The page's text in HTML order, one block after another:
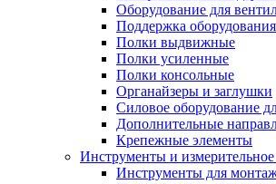
Оборудование для
Поддержка оборудования
Полки выдвижные
Полки усиленные
Полки консольные
Органайзеры и заглушки
Силовое оборудование
Дополнительные
Крепежные элементы
Инструменты и
Инструменты для